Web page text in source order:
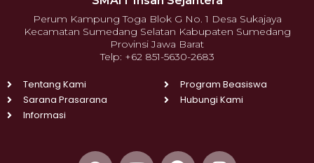
Perum Kampung Toga Blok G No. 1 Desa Sukajaya
Kecamatan Sumedang Selatan Kabupaten Sumedang
Provinsi Jawa Barat
Telp: +62 851-5630-2683
Tentang Kami
Sarana Prasarana
Informasi
Program Beasiswa
Hubungi Kami
W Y F I